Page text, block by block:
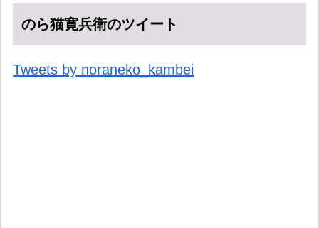
のら猫寛兵衛のツイート
Tweets by noraneko_kambei